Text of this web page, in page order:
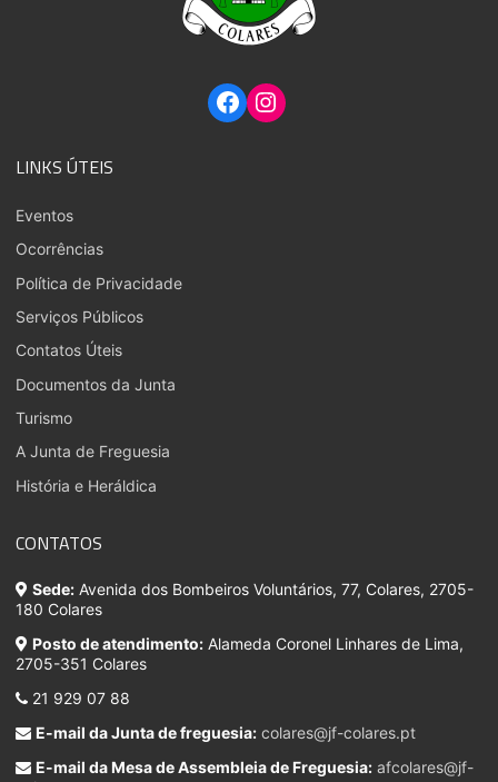
LINKS ÚTEIS
Eventos
Ocorrências
Política de Privacidade
Serviços Públicos
Contatos Úteis
Documentos da Junta
Turismo
A Junta de Freguesia
História e Heráldica
CONTATOS
Sede: Avenida dos Bombeiros Voluntários, 77, Colares, 2705-
180 Colares
Posto de atendimento: Alameda Coronel Linhares de Lima,
2705-351 Colares
21 929 07 88
E-mail da Junta de freguesia: colares@jf-colares.pt
E-mail da Mesa de Assembleia de Freguesia: afcolares@jf-